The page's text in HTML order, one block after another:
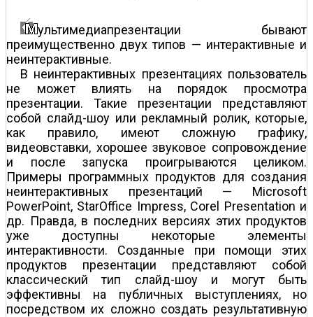
ультимедиапрезентации бывают
преимущественно двух типов — интерактивные и
неинтерактивные.
В неинтерактивных презентациях пользователь
не может влиять на порядок просмотра
презентации. Такие презентации представляют
собой слайд-шоу или рекламный ролик, которые,
как правило, имеют сложную графику,
видеовставки, хорошее звуковое сопровождение
и после запуска проигрываются целиком.
Примеры программных продуктов для создания
неинтерактивных презентаций — Microsoft
PowerPoint, StarOffice Impress, Corel Presentation и
др. Правда, в последних версиях этих продуктов
уже доступны некоторые элементы
интерактивности. Созданные при помощи этих
продуктов презентации представляют собой
классический тип слайд-шоу и могут быть
эффективны на публичных выступлениях, но
посредством их сложно создать результативную